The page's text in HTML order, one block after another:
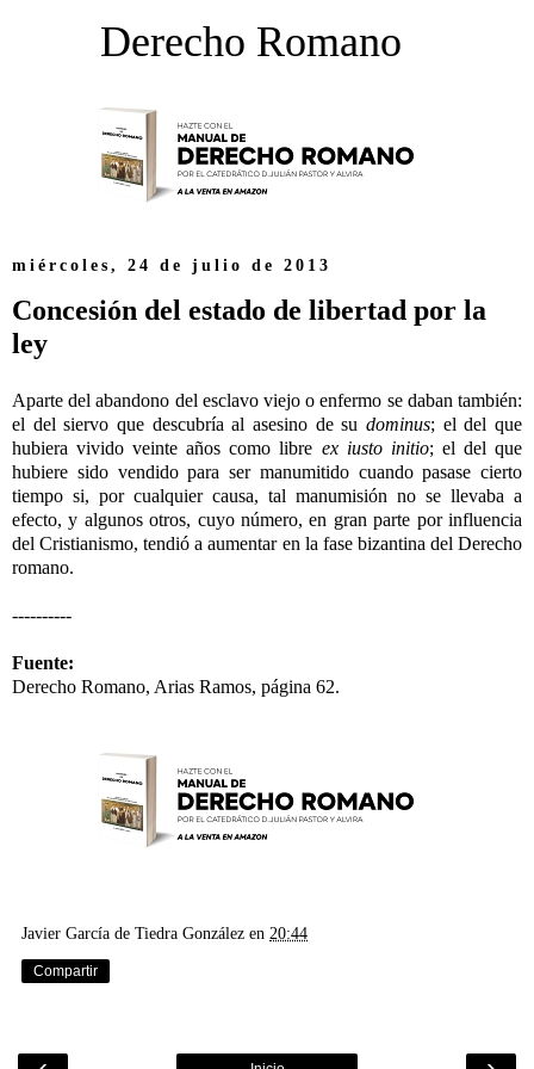
Derecho Romano
miércoles, 24 de julio de 2013
Concesión del estado de libertad por la
ley
Aparte del abandono del esclavo viejo o enfermo se daban también:
el del siervo que descubría al asesino de su dominus; el del que
hubiera vivido veinte años como libre ex iusto initio; el del que
hubiere sido vendido para ser manumitido cuando pasase cierto
tiempo si, por cualquier causa, tal manumisión no se llevaba a
efecto, y algunos otros, cuyo número, en gran parte por influencia
del Cristianismo, tendió a aumentar en la fase bizantina del Derecho
romano.
----------
Fuente:
Derecho Romano, Arias Ramos, página 62.
Javier García de Tiedra González en 20:44
Compartir